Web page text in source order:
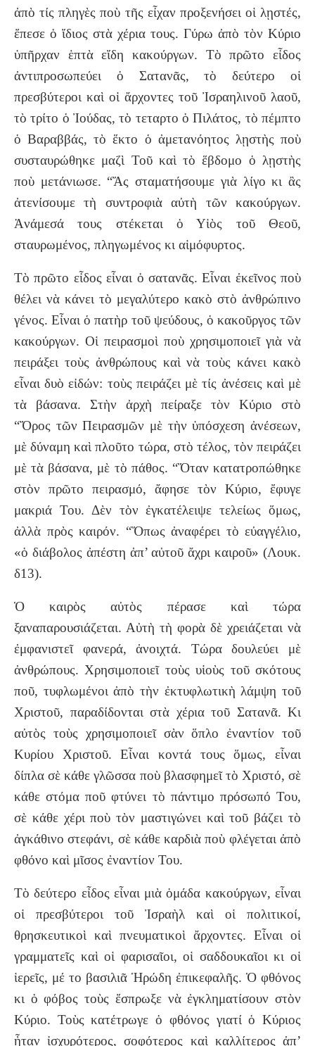
ἀπὸ τίς πληγὲς ποὺ τῆς εἶχαν προξενήσει οἱ λῃστές,
ἔπεσε ὁ ἴδιος στὰ χέρια τους. Γύρω ἀπὸ τὸν Κύριο
ὑπῆρχαν ἑπτὰ εἴδη κακούργων. Τὸ πρῶτο εἶδος
ἀντιπροσωπεύει ὁ Σατανᾶς, τὸ δεύτερο οἱ
πρεσβύτεροι καὶ οἱ ἄρχοντες τοῦ Ἰσραηλινοῦ λαοῦ,
τὸ τρίτο ὁ Ἰούδας, τὸ τεταρτο ὁ Πιλάτος, τὸ πέμπτο
ὁ Βαραββάς, τὸ ἕκτο ὁ ἀμετανόητος λῃστὴς ποὺ
συσταυρώθηκε μαζὶ Τοῦ καὶ τὸ ἕβδομο ὁ λῃστὴς
ποὺ μετάνιωσε. “Ἄς σταματήσουμε γιὰ λίγο κι ἂς
ἀτενίσουμε τὴ συντροφιὰ αὐτὴ τῶν κακούργων.
Ἀνάμεσά τους στέκεται ὁ Υἱὸς τοῦ Θεοῦ,
σταυρωμένος, πληγωμένος κι αἱμόφυρτος.
Τὸ πρῶτο εἶδος εἶναι ὁ σατανᾶς. Εἶναι ἐκεῖνος ποὺ
θέλει νὰ κάνει τὸ μεγαλύτερο κακὸ στὸ ἀνθρώπινο
γένος. Εἶναι ὁ πατὴρ τοῦ ψεύδους, ὁ κακοῦργος τῶν
κακούργων. Οἱ πειρασμοὶ ποὺ χρησιμοποιεῖ γιὰ νὰ
πειράξει τοὺς ἀνθρώπους καὶ νὰ τοὺς κάνει κακὸ
εἶναι δυὸ εἰδών: τοὺς πειράζει μὲ τίς ἀνέσεις καὶ μὲ
τὰ βάσανα. Στὴν ἀρχὴ πείραξε τὸν Κύριο στὸ
“Ὄρος τῶν Πειρασμῶν μὲ τὴν ὑπόσχεση ἀνέσεων,
μὲ δύναμη καὶ πλοῦτο τώρα, στὸ τέλος, τὸν πειράζει
μὲ τὰ βάσανα, μὲ τὸ πάθος. “Ὅταν κατατροπώθηκε
στὸν πρῶτο πειρασμό, ἄφησε τὸν Κύριο, ἔφυγε
μακριά Του. Δὲν τὸν ἐγκατέλειψε τελείως ὅμως,
ἀλλὰ πρὸς καιρόν. “Ὅπως ἀναφέρει τὸ εὐαγγέλιο,
«ὁ διάβολος ἀπέστη ἀπ’ αὐτοῦ ἄχρι καιροῦ» (Λουκ.
δ13).
Ὁ καιρὸς αὐτὸς πέρασε καὶ τώρα
ξαναπαρουσιάζεται. Αὐτὴ τὴ φορὰ δὲ χρειάζεται νὰ
ἐμφανιστεῖ φανερά, ἀνοιχτά. Τώρα δουλεύει μὲ
ἀνθρώπους. Χρησιμοποιεῖ τοὺς υἱοὺς τοῦ σκότους
ποῦ, τυφλωμένοι ἀπὸ τὴν ἐκτυφλωτικὴ λάμψη τοῦ
Χριστοῦ, παραδίδονται στὰ χέρια τοῦ Σατανᾶ. Κι
αὐτὸς τοὺς χρησιμοποιεῖ σὰν ὅπλο ἐναντίον τοῦ
Κυρίου Χριστοῦ. Εἶναι κοντά τους ὅμως, εἶναι
δίπλα σὲ κάθε γλῶσσα ποὺ βλασφημεῖ τὸ Χριστό, σὲ
κάθε στόμα ποῦ φτύνει τὸ πάντιμο πρόσωπό Του,
σὲ κάθε χέρι ποὺ τὸν μαστιγώνει καὶ τοῦ βάζει τὸ
ἀγκάθινο στεφάνι, σὲ κάθε καρδιὰ ποὺ φλέγεται ἀπὸ
φθόνο καὶ μῖσος ἐναντίον Του.
Τὸ δεύτερο εἶδος εἶναι μιὰ ὁμάδα κακούργων, εἶναι
οἱ πρεσβύτεροι τοῦ Ἰσραὴλ καὶ οἱ πολιτικοί,
θρησκευτικοὶ καὶ πνευματικοὶ ἄρχοντες. Εἶναι οἱ
γραμματεῖς καὶ οἱ φαρισαῖοι, οἱ σαδδουκαῖοι κι οἱ
ἱερεῖς, μέ το βασιλιᾶ Ἡρώδη ἐπικεφαλῆς. Ὁ φθόνος
κι ὁ φόβος τοὺς ἔσπρωξε νὰ ἐγκληματίσουν στὸν
Κύριο. Τοὺς κατέτρωγε ὁ φθόνος γιατί ὁ Κύριος
ἦταν ἰσχυρότερος, σοφότερος καὶ καλλίτερος ἀπ’